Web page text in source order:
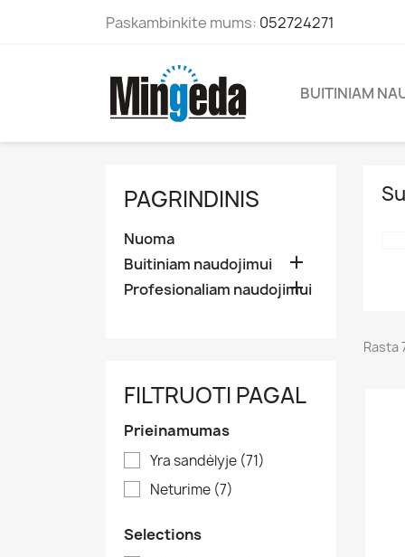
Paskambinkite mums: 052724271
BUITINIAM
PAGRINDINIS
Nuoma
Buitiniam naudojimui

Profesionaliam naudojimui

FILTRUOTI PAGAL
Prieinamumas
Yra sandėlyje (71)
Neturime (7)
Selections
Rasta